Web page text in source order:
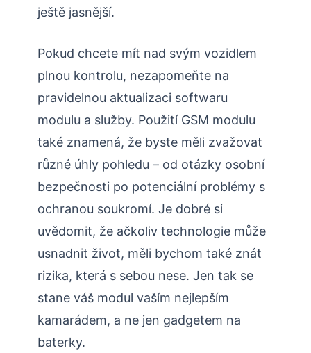
ještě jasnější.
Pokud chcete mít nad svým vozidlem
plnou kontrolu, nezapomeňte na
pravidelnou aktualizaci softwaru
modulu a služby. Použití GSM modulu
také znamená, že byste měli zvažovat
různé úhly pohledu – od otázky osobní
bezpečnosti po potenciální problémy s
ochranou soukromí. Je dobré si
uvědomit, že ačkoliv technologie může
usnadnit život, měli bychom také znát
rizika, která s sebou nese. Jen tak se
stane váš modul vaším nejlepším
kamarádem, a ne jen gadgetem na
baterky.